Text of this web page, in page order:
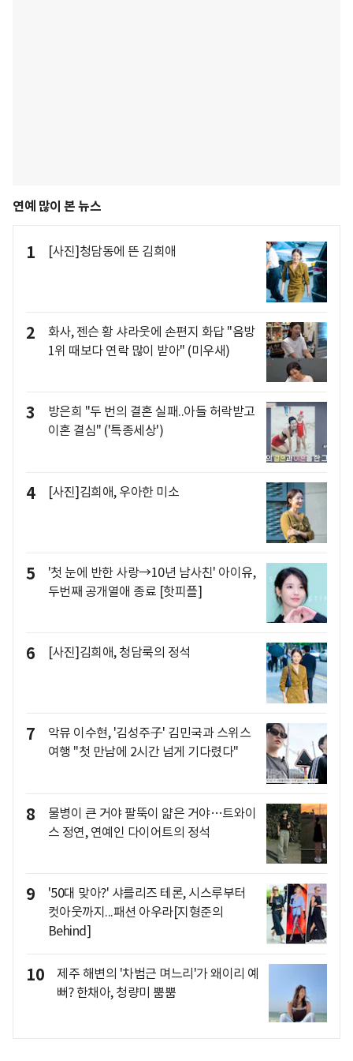
연예 많이 본 뉴스
1 [사진]청담동에 뜬 김희애
2
화사, 젠슨 황 샤라웃에 손편지 화답 "음방
1위 때보다 연락 많이 받아" (미우새)
3
방은희 "두 번의 결혼 실패..아들 허락받고
이혼 결심" ('특종세상')
4 [사진]김희애, 우아한 미소
5
'첫 눈에 반한 사랑→10년 남사친' 아이유,
두번째 공개열애 종료 [핫피플]
6 [사진]김희애, 청담룩의 정석
7
악뮤 이수현, '김성주子' 김민국과 스위스
여행 "첫 만남에 2시간 넘게 기다렸다"
8
물병이 큰 거야 팔뚝이 얇은 거야…트와이
스 정연, 연예인 다이어트의 정석
9
'50대 맞아?' 샤를리즈 테론, 시스루부터
컷아웃까지...패션 아우라[지형준의
Behind]
10
제주 해변의 '차범근 며느리'가 왜이리 예
뻐? 한채아, 청량미 뿜뿜